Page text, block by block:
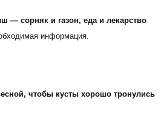
— сорняк и газон, еда и лекарство
информация.
чтобы кусты хорошо тронулись